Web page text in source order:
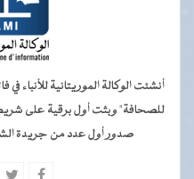
للصحافة" وبثت أول برقية على
صدور أول عدد من جريدة